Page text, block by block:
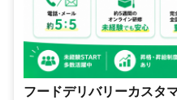
フードデリバリーカスタ